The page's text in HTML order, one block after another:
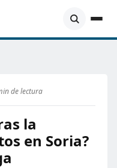
de lectura
la
en Soria?